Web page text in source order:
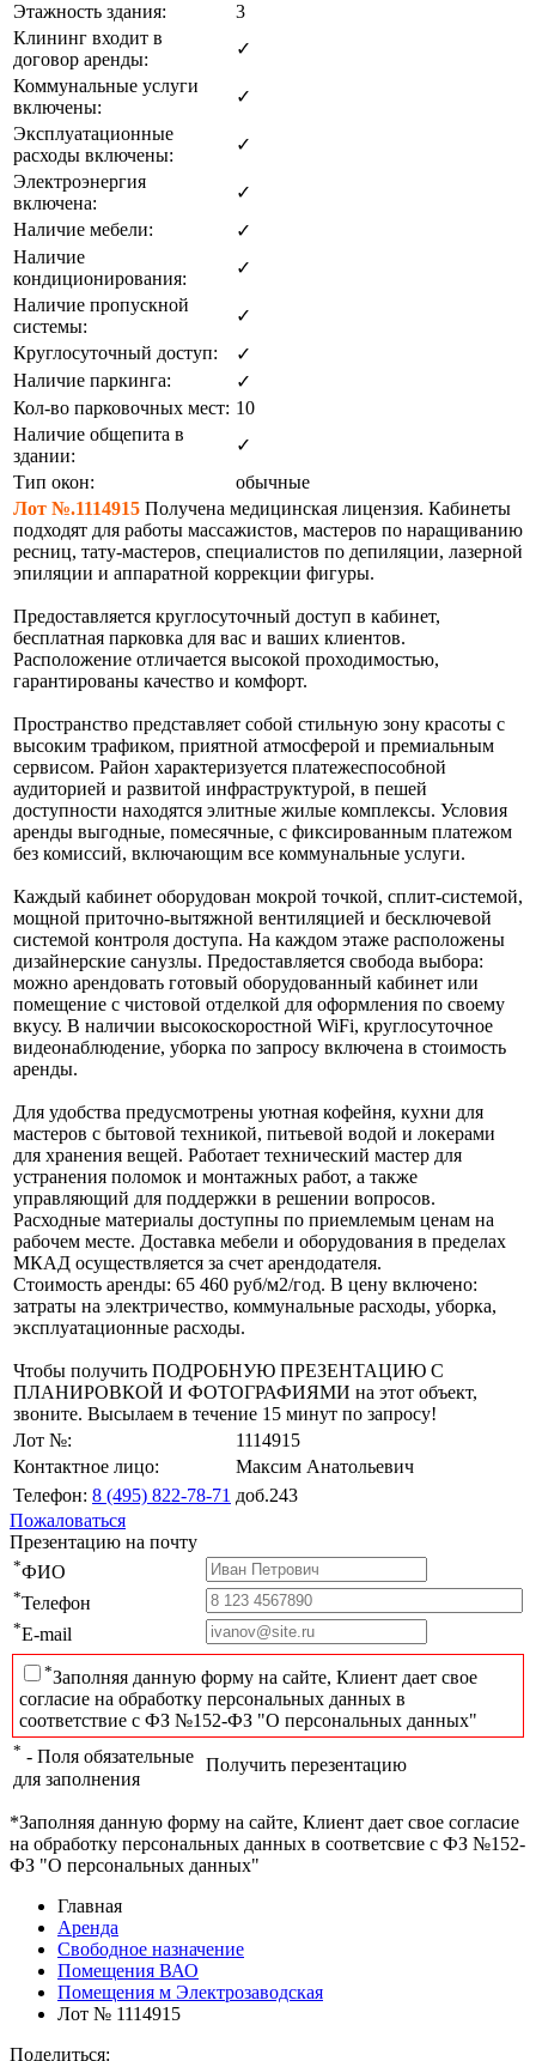
Этажность здания:
3
Клининг входит в
договор аренды:
✓
Коммунальные услуги
включены:
✓
Эксплуатационные
расходы включены:
✓
Электроэнергия
включена:
✓
Наличие мебели:
✓
Наличие
кондиционирования:
✓
Наличие пропускной
системы:
✓
Круглосуточный доступ:
✓
Наличие паркинга:
✓
Кол-во парковочных мест: 10
Наличие общепита в
здании:
✓
Тип окон:
обычные
Лот №.1114915 Получена медицинская лицензия. Кабинеты
подходят для работы массажистов, мастеров по наращиванию
ресниц, тату-мастеров, специалистов по депиляции, лазерной
эпиляции и аппаратной коррекции фигуры.
Предоставляется круглосуточный доступ в кабинет,
бесплатная парковка для вас и ваших клиентов.
Расположение отличается высокой проходимостью,
гарантированы качество и комфорт.
Пространство представляет собой стильную зону красоты с
высоким трафиком, приятной атмосферой и премиальным
сервисом. Район характеризуется платежеспособной
аудиторией и развитой инфраструктурой, в пешей
доступности находятся элитные жилые комплексы. Условия
аренды выгодные, помесячные, с фиксированным платежом
без комиссий, включающим все коммунальные услуги.
Каждый кабинет оборудован мокрой точкой, сплит-системой,
мощной приточно-вытяжной вентиляцией и бесключевой
системой контроля доступа. На каждом этаже расположены
дизайнерские санузлы. Предоставляется свобода выбора:
можно арендовать готовый оборудованный кабинет или
помещение с чистовой отделкой для оформления по своему
вкусу. В наличии высокоскоростной WiFi, круглосуточное
видеонаблюдение, уборка по запросу включена в стоимость
аренды.
Для удобства предусмотрены уютная кофейня, кухни для
мастеров с бытовой техникой, питьевой водой и локерами
для хранения вещей. Работает технический мастер для
устранения поломок и монтажных работ, а также
управляющий для поддержки в решении вопросов.
Расходные материалы доступны по приемлемым ценам на
рабочем месте. Доставка мебели и оборудования в пределах
МКАД осуществляется за счет арендодателя.
Стоимость аренды: 65 460 руб/м2/год. В цену включено:
затраты на электричество, коммунальные расходы, уборка,
эксплуатационные расходы.
Чтобы получить ПОДРОБНУЮ ПРЕЗЕНТАЦИЮ С
ПЛАНИРОВКОЙ И ФОТОГРАФИЯМИ на этот объект,
звоните. Высылаем в течение 15 минут по запросу!
Лот №:
1114915
Контактное лицо:
Максим Анатольевич
Телефон: 8 (495) 822-78-71 доб.243
Пожаловаться
Презентацию на почту
*ФИО
*Телефон
*E-mail
*Заполняя данную форму на сайте, Клиент дает свое
согласие на обработку персональных данных в
соответствие с ФЗ №152-ФЗ "О персональных данных"
* - Поля обязательные
для заполнения
Получить перезентацию
*Заполняя данную форму на сайте, Клиент дает свое согласие
на обработку персональных данных в соответсвие с ФЗ №152-
ФЗ "О персональных данных"
Главная
Аренда
Свободное назначение
Помещения ВАО
Помещения м Электрозаводская
Лот № 1114915
Поделиться: